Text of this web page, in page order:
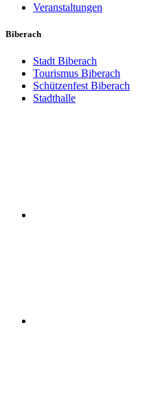
Veranstaltungen
Biberach
Stadt Biberach
Tourismus Biberach
Schützenfest Biberach
Stadthalle